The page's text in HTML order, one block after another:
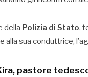
della Polizia di Stato,
alla sua conduttrice,
, pastore